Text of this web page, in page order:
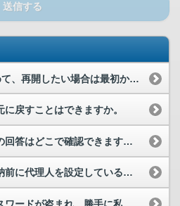
送信する
e-Taxとのつながりをやめて、再開したい場合は最初から登録しないといけないのですか。
戻すことはできますか。
問い合わせした内容とその回答はどこで確認できますか。
マイナンバーカードの返納前に代理人を設定している場合、代理人は本人の利用者情報を削除できますか？